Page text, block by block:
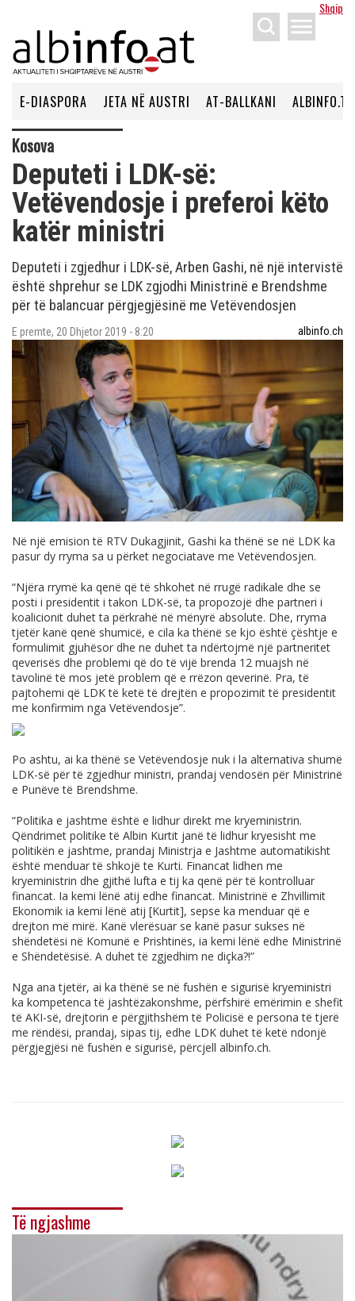
Shqip
menu
E-DIASPORA JETA NË AUSTRI AT-BALLKANI ALBINFO.TV
Kosova
Deputeti i LDK-së:
Vetëvendosje i preferoi këto
katër ministri
Deputeti i zgjedhur i LDK-së, Arben Gashi, në një intervistë
është shprehur se LDK zgjodhi Ministrinë e Brendshme
për të balancuar përgjegjësinë me Vetëvendosjen
E premte, 20 Dhjetor 2019 - 8:20 albinfo.ch
Në një emision të RTV Dukagjinit, Gashi ka thënë se në LDK ka
pasur dy rryma sa u përket negociatave me Vetëvendosjen.
“Njëra rrymë ka qenë që të shkohet në rrugë radikale dhe se
posti i presidentit i takon LDK-së, ta propozojë dhe partneri i
koalicionit duhet ta përkrahë në mënyrë absolute. Dhe, rryma
tjetër kanë qenë shumicë, e cila ka thënë se kjo është çështje e
formulimit gjuhësor dhe ne duhet ta ndërtojmë një partneritet
qeverisës dhe problemi që do të vijë brenda 12 muajsh në
tavolinë të mos jetë problem që e rrëzon qeverinë. Pra, të
pajtohemi që LDK të ketë të drejtën e propozimit të presidentit
me konfirmim nga Vetëvendosje”.
Po ashtu, ai ka thënë se Vetëvendosje nuk i la alternativa shumë
LDK-së për të zgjedhur ministri, prandaj vendosën për Ministrinë
e Punëve të Brendshme.
“Politika e jashtme është e lidhur direkt me kryeministrin.
Qëndrimet politike të Albin Kurtit janë të lidhur kryesisht me
politikën e jashtme, prandaj Ministrja e Jashtme automatikisht
është menduar të shkojë te Kurti. Financat lidhen me
kryeministrin dhe gjithë lufta e tij ka qenë për të kontrolluar
financat. Ia kemi lënë atij edhe financat. Ministrinë e Zhvillimit
Ekonomik ia kemi lënë atij [Kurtit], sepse ka menduar që e
drejton më mirë. Kanë vlerësuar se kanë pasur sukses në
shëndetësi në Komunë e Prishtinës, ia kemi lënë edhe Ministrinë
e Shëndetësisë. A duhet të zgjedhim ne diçka?!”
Nga ana tjetër, ai ka thënë se në fushën e sigurisë kryeministri
ka kompetenca të jashtëzakonshme, përfshirë emërimin e shefit
të AKI-së, drejtorin e përgjithshëm të Policisë e persona të tjerë
me rëndësi, prandaj, sipas tij, edhe LDK duhet të ketë ndonjë
përgjegjësi në fushën e sigurisë, përcjell albinfo.ch.
Të ngjashme